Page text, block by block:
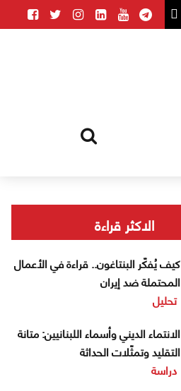
الاكثر قراءة
كيف يُفكّر البنتاغون.. قراءة في الأعمال
المحتملة ضد إيران
تحليل
الانتماء الديني وأسماء اللبنانيين: متانة
التقليد وتمثّلات الحداثة
دراسة